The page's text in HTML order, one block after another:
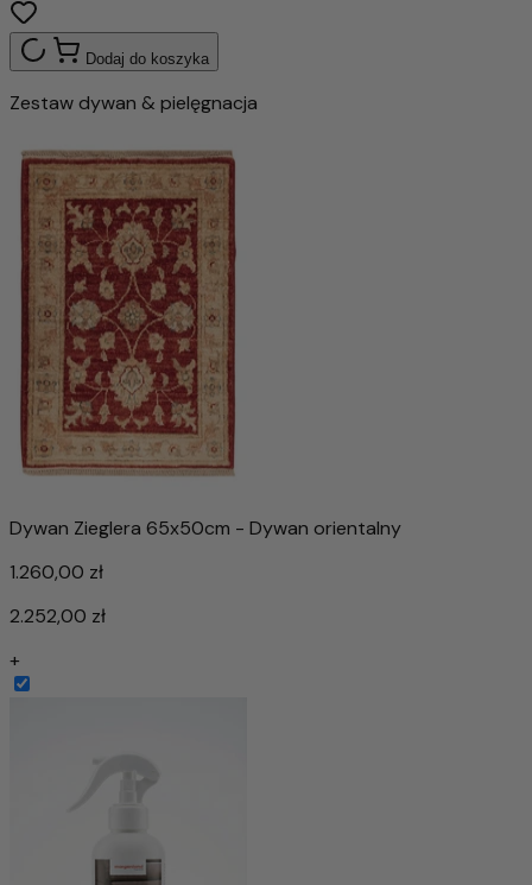
Dodaj do koszyka
Zestaw dywan & pielęgnacja
Dywan Zieglera 65x50cm - Dywan orientalny
1.260,00 zł
2.252,00 zł
+